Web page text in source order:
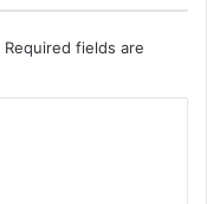
Required fields are